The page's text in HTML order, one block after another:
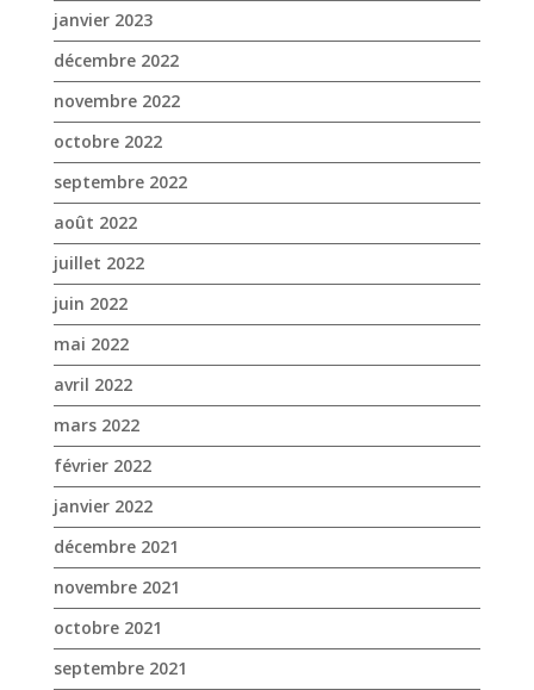
janvier 2023
décembre 2022
novembre 2022
octobre 2022
septembre 2022
août 2022
juillet 2022
juin 2022
mai 2022
avril 2022
mars 2022
février 2022
janvier 2022
décembre 2021
novembre 2021
octobre 2021
septembre 2021